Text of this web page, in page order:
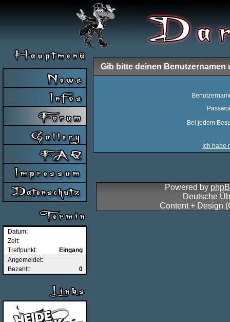
Datum:
Zeit:
Treffpunkt:
Eingang
Angemeldet:
Bezahlt:
0
Gib bitte deinen
Bei jedem
Ich habe
Powered by
Deutsche
Content + Design